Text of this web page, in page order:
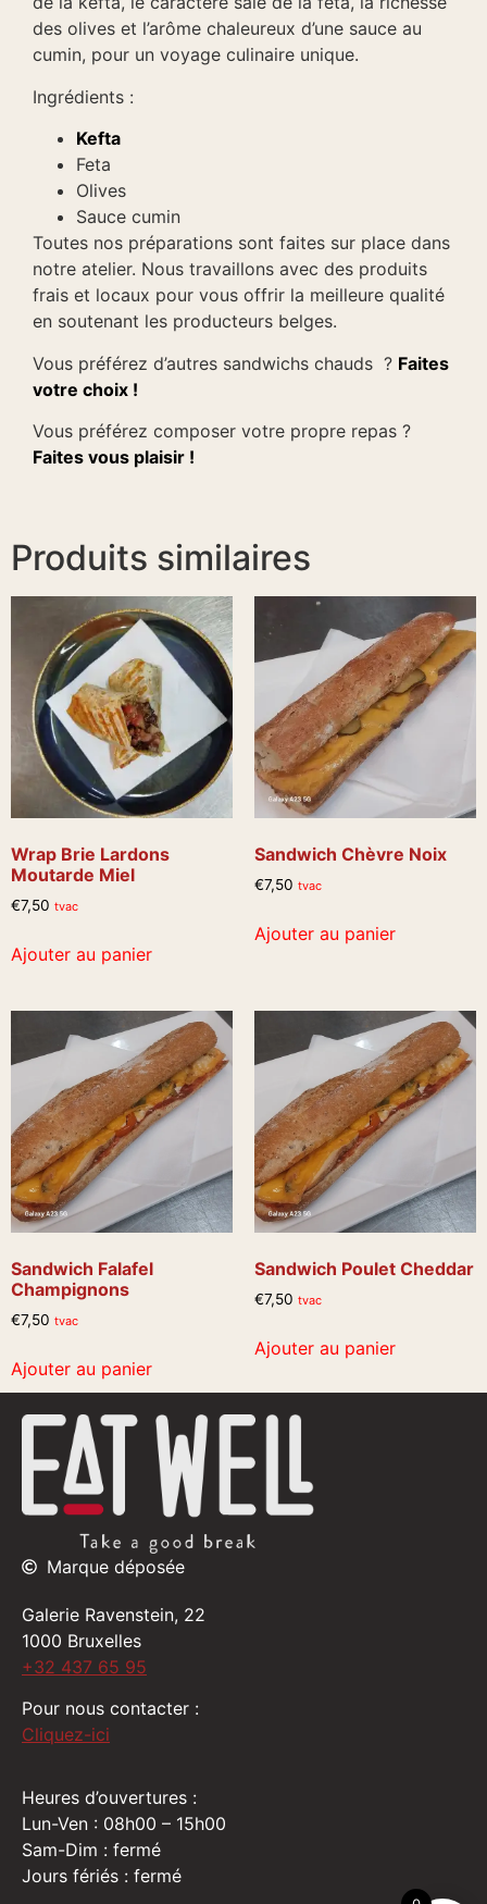
des olives et l’arôme chaleureux d’une sauce au
cumin, pour un voyage culinaire unique.
Ingrédients :
Kefta
Feta
Olives
Sauce cumin
Toutes nos préparations sont faites sur place dans
notre atelier. Nous travaillons avec des produits
frais et locaux pour vous offrir la meilleure qualité
en soutenant les producteurs belges.
Vous préférez d’autres sandwichs chauds ? Faites
votre choix !
Vous préférez composer votre propre repas ?
Faites vous plaisir !
Produits similaires
Wrap Brie Lardons
Moutarde Miel
€7,50 tvac
Ajouter au panier
Sandwich Chèvre Noix
€7,50 tvac
Ajouter au panier
Sandwich Falafel
Champignons
€7,50 tvac
Ajouter au panier
Sandwich Poulet Cheddar
€7,50 tvac
Ajouter au panier
Marque déposée
Galerie Ravenstein, 22
1000 Bruxelles
+32 437 65 95
Pour nous contacter :
Cliquez-ici
Heures d’ouvertures :
Lun-Ven : 08h00 – 15h00
Sam-Dim : fermé
Jours fériés : fermé